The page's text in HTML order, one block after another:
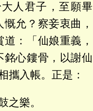
人君子，至願畢
允？察妾衷曲，
：「仙娘重義，
心鏤骨，以謝仙
攜入帳。正是：
之樂。